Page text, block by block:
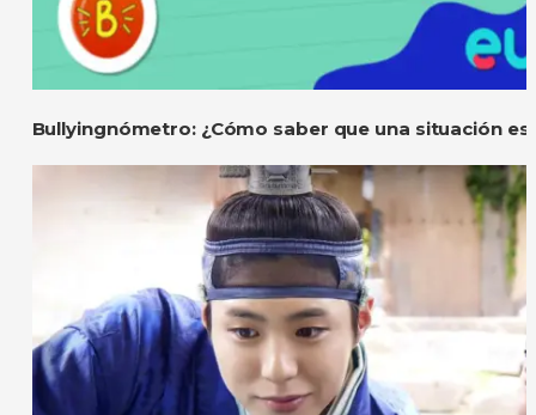
Bullyingnómetro: ¿Cómo saber que una situación es